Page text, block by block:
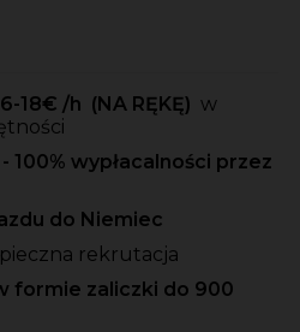
18€ /h (NA RĘKĘ) w
100% wypłacalności przez
do Niemiec
rekrutacja
formie zaliczki do 900